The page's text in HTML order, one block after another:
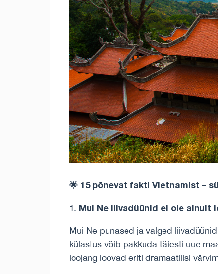
🌟 15 põnevat fakti Vietnamist –
Mui Ne liivadüünid ei ole ainult
Mui Ne punased ja valged
külastus võib pakkuda täiesti uue
loojang loovad eriti dramaatilisi